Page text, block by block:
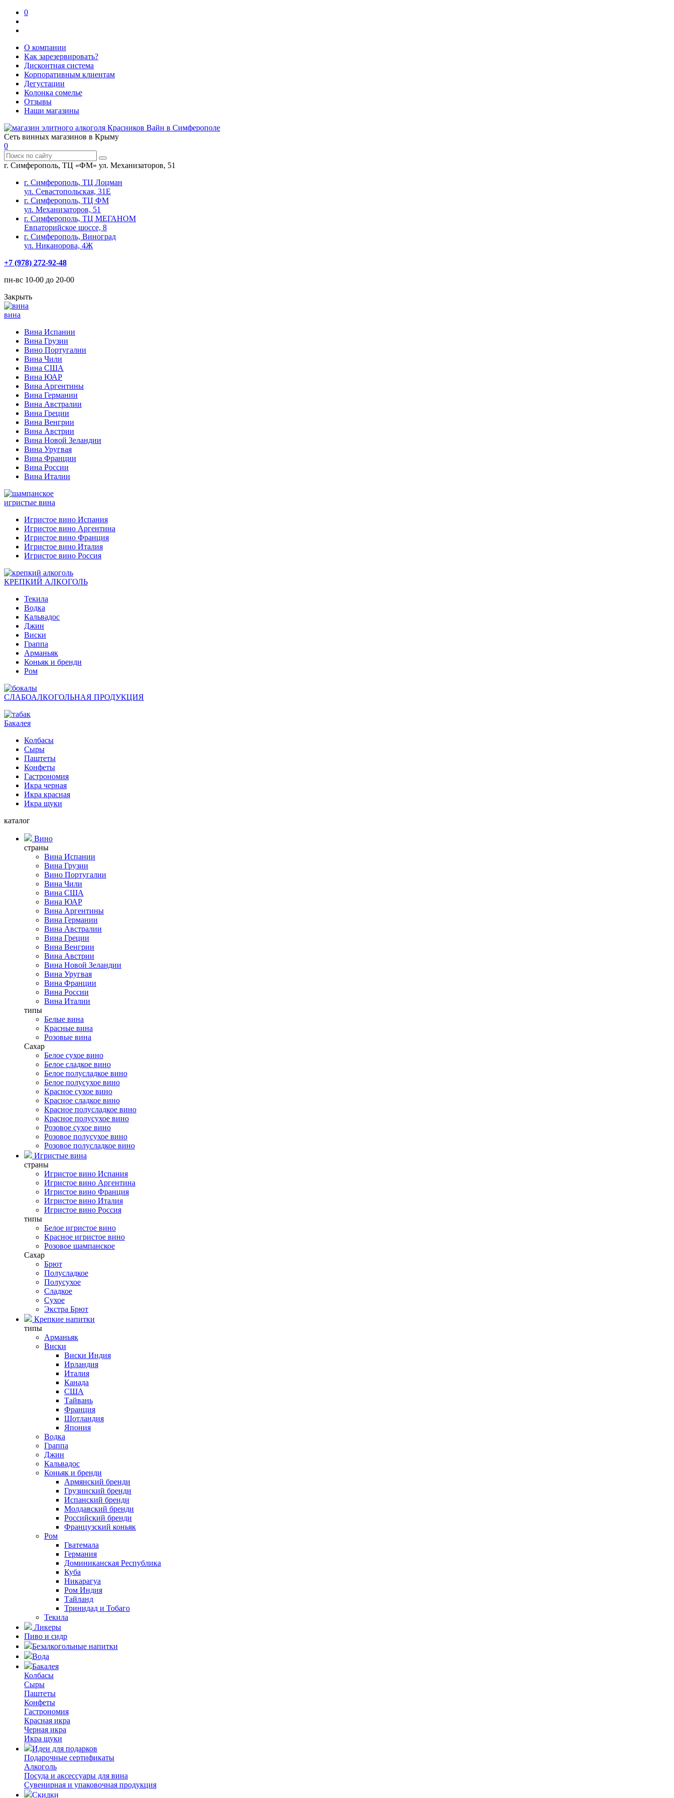
0
О компании
Как зарезервировать?
Дисконтная система
Корпоративным клиентам
Дегустации
Колонка сомелье
Отзывы
Наши магазины
Сеть винных магазинов в Крыму
0
г. Симферополь, ТЦ «ФМ» ул. Механизаторов, 51
г. Симферополь, ТЦ Лоцман
ул. Севастопольская, 31Е
г. Симферополь, ТЦ ФМ
ул. Механизаторов, 51
г. Симферополь, ТЦ МЕГАНОМ
Евпаторийское шоссе, 8
г. Симферополь, Виноград
ул. Никанорова, 4Ж
+7 (978) 272-92-48
пн-вс 10-00 до 20-00
Закрыть
вина
Вина Испании
Вина Грузии
Вино Португалии
Вина Чили
Вина США
Вина ЮАР
Вина Аргентины
Вина Германии
Вина Австралии
Вина Греции
Вина Венгрии
Вина Австрии
Вина Новой Зеландии
Вина Уругвая
Вина Франции
Вина России
Вина Италии
игристые вина
Игристое вино Испания
Игристое вино Аргентина
Игристое вино Франция
Игристое вино Италия
Игристое вино Россия
КРЕПКИЙ АЛКОГОЛЬ
Текила
Водка
Кальвадос
Джин
Виски
Граппа
Арманьяк
Коньяк и бренди
Ром
СЛАБОАЛКОГОЛЬНАЯ ПРОДУКЦИЯ
Бакалея
Колбасы
Сыры
Паштеты
Конфеты
Гастрономия
Икра черная
Икра красная
Икра щуки
каталог
Вино
страны
Вина Испании
Вина Грузии
Вино Португалии
Вина Чили
Вина США
Вина ЮАР
Вина Аргентины
Вина Германии
Вина Австралии
Вина Греции
Вина Венгрии
Вина Австрии
Вина Новой Зеландии
Вина Уругвая
Вина Франции
Вина России
Вина Италии
типы
Белые вина
Красные вина
Розовые вина
Сахар
Белое сухое вино
Белое сладкое вино
Белое полусладкое вино
Белое полусухое вино
Красное сухое вино
Красное сладкое вино
Красное полусладкое вино
Красное полусухое вино
Розовое сухое вино
Розовое полусухое вино
Розовое полусладкое вино
Игристые вина
страны
Игристое вино Испания
Игристое вино Аргентина
Игристое вино Франция
Игристое вино Италия
Игристое вино Россия
типы
Белое игристое вино
Красное игристое вино
Розовое шампанское
Сахар
Брют
Полусладкое
Полусухое
Сладкое
Сухое
Экстра Брют
Крепкие напитки
типы
Арманьяк
Виски
Виски Индия
Ирландия
Италия
Канада
США
Тайвань
Франция
Шотландия
Япония
Водка
Граппа
Джин
Кальвадос
Коньяк и бренди
Армянский бренди
Грузинский бренди
Испанский бренди
Молдавский бренди
Российский бренди
Французский коньяк
Ром
Гватемала
Германия
Доминиканская Республика
Куба
Никарагуа
Ром Индия
Тайланд
Тринидад и Тобаго
Текила
Ликеры
Пиво и сидр
Безалкогольные напитки
Вода
Бакалея
Колбасы
Сыры
Паштеты
Конфеты
Гастрономия
Красная икра
Черная икра
Икра щуки
Идеи для подарков
Подарочные сертификаты
Алкоголь
Посуда и аксессуары для вина
Сувенирная и упаковочная продукция
Скидки